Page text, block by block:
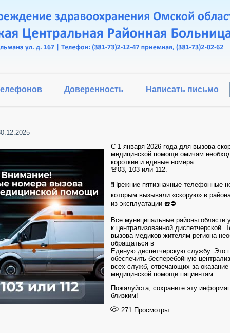
Доверенность Написать письмо
С 1 января 2026 года для вызова
медицинской помощи омичам
короткие и единые номера:
🚨03, 103 или 112.
❗️Прежние пятизначные телефонные
которым вызывали «скорую» в
из эксплуатации ☎️⛔️
Все муниципальные районы области
к централизованной диспетчерской.
вызова медиков жителям региона
обращаться в
Единую диспетчерскую службу. Это
обеспечить бесперебойную
всех служб, отвечающих за оказание
медицинской помощи пациентам.
Пожалуйста, сохраните эту
близким!
271 Просмотры